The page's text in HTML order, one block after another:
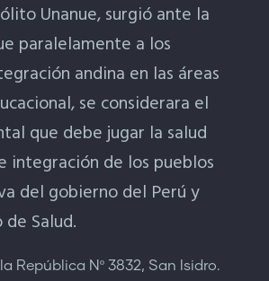
Unanue, surgió ante la
paralelamente a los
andina en las áreas
se considerara el
que debe jugar la salud
integración de los pueblos
del gobierno del Perú y
Salud.
República Nº 3832, San Isidro.